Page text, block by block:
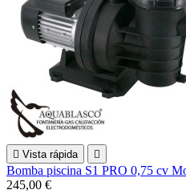
 Vista rápida 
Bomba piscina S1 PRO 0,75 cv
245,00 €